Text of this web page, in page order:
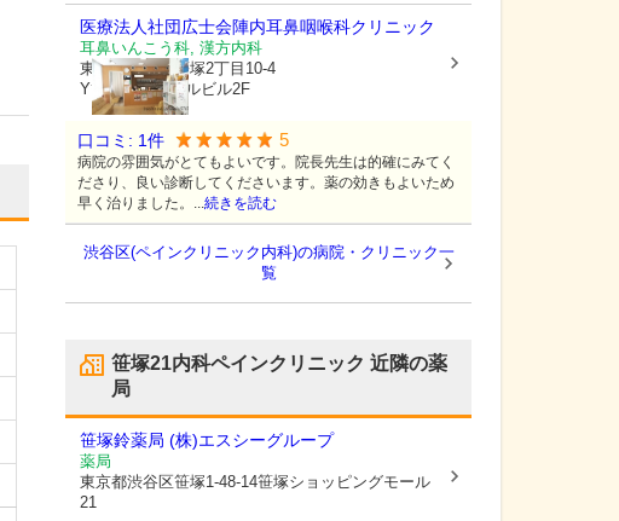
医療法人社団広士会陣内耳鼻咽喉科クリニック
耳鼻いんこう科, 漢方内科
東京都渋谷区 笹塚2丁目10-4
Y笹塚メディカルビル2F
口コミ: 1件 5
病院の雰囲気がとてもよいです。院長先生は的確にみてく
ださり、良い診断してくださいます。薬の効きもよいため
早く治りました。...続きを読む
渋谷区(ペインクリニック内科)の病院・クリニック一
覧
笹塚21内科ペインクリニック 近隣の薬
局
笹塚鈴薬局 (株)エスシーグループ
薬局
東京都渋谷区笹塚1-48-14笹塚ショッピングモール
21